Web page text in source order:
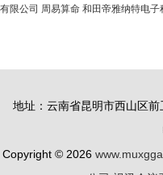
有限公司 周易算命 和田帝雅纳特电子
地址：云南省昆明市西山区
Copyright © 2026